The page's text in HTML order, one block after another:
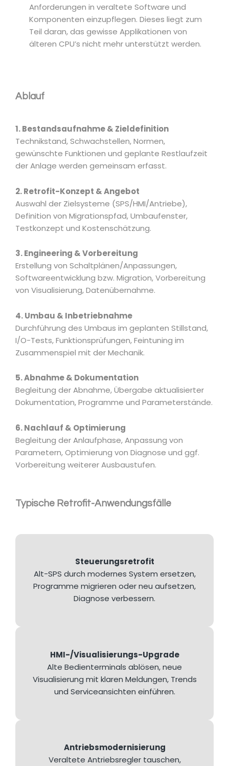
Anforderungen in veraltete Software und
Komponenten einzupflegen. Dieses liegt zum
Teil daran, das gewisse Applikationen von
älteren CPU’s nicht mehr unterstützt werden.
Ablauf
1. Bestandsaufnahme & Zieldefinition
Technikstand, Schwachstellen, Normen,
gewünschte Funktionen und geplante Restlaufzeit
der Anlage werden gemeinsam erfasst.
2. Retrofit-Konzept & Angebot
Auswahl der Zielsysteme (SPS/HMI/Antriebe),
Definition von Migrationspfad, Umbaufenster,
Testkonzept und Kostenschätzung.
3. Engineering & Vorbereitung
Erstellung von Schaltplänen/Anpassungen,
Softwareentwicklung bzw. Migration, Vorbereitung
von Visualisierung, Datenübernahme.
4. Umbau & Inbetriebnahme
Durchführung des Umbaus im geplanten Stillstand,
I/O-Tests, Funktionsprüfungen, Feintuning im
Zusammenspiel mit der Mechanik.
5. Abnahme & Dokumentation
Begleitung der Abnahme, Übergabe aktualisierter
Dokumentation, Programme und Parameterstände.
6. Nachlauf & Optimierung
Begleitung der Anlaufphase, Anpassung von
Parametern, Optimierung von Diagnose und ggf.
Vorbereitung weiterer Ausbaustufen.
Typische Retrofit-Anwendungsfälle
Steuerungsretrofit
Alt-SPS durch modernes System ersetzen,
Programme migrieren oder neu aufsetzen,
Diagnose verbessern.
HMI-/Visualisierungs-Upgrade
Alte Bedienterminals ablösen, neue
Visualisierung mit klaren Meldungen, Trends
und Serviceansichten einführen.
Antriebsmodernisierung
Veraltete Antriebsregler tauschen,